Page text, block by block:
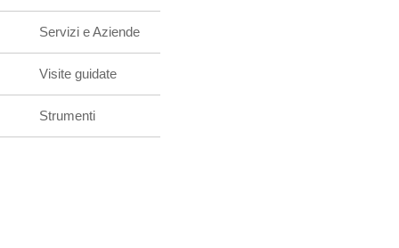
Servizi e Aziende
Visite guidate
Strumenti